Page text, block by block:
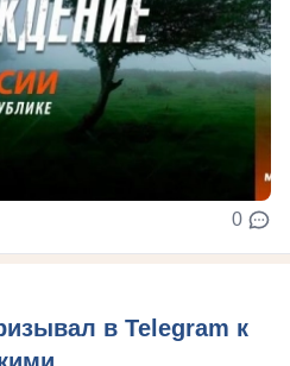
0
в Telegram к